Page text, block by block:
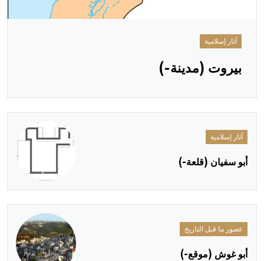
آثار إسلامية
بيروت (مدينة-)
آثار إسلامية
أبو سفيان (قلعة-)
عصور ما قبل التاريخ
أبو غوش (موقع-)